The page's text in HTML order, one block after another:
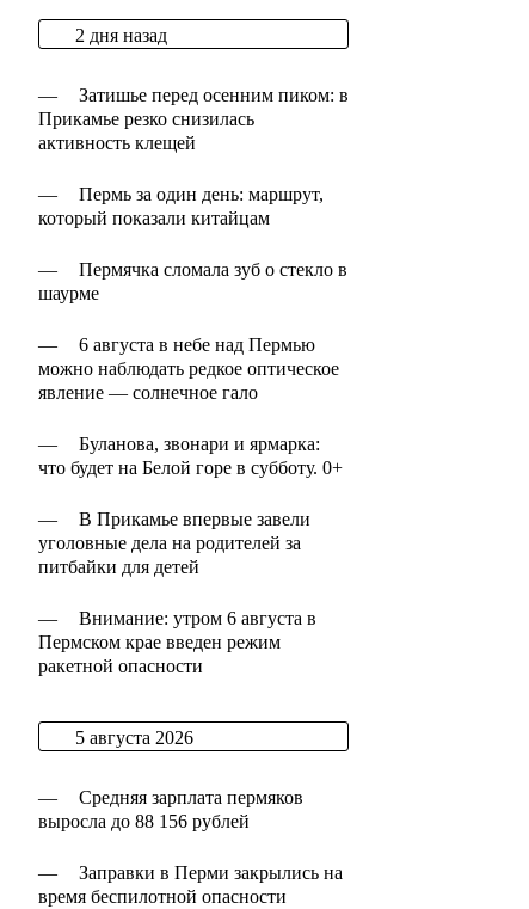
2 дня назад
—
Затишье перед осенним пиком: в
Прикамье резко снизилась
активность клещей
—
Пермь за один день: маршрут,
который показали китайцам
—
Пермячка сломала зуб о стекло в
шаурме
—
6 августа в небе над Пермью
можно наблюдать редкое оптическое
явление — солнечное гало
—
Буланова, звонари и ярмарка:
что будет на Белой горе в субботу. 0+
—
В Прикамье впервые завели
уголовные дела на родителей за
питбайки для детей
—
Внимание: утром 6 августа в
Пермском крае введен режим
ракетной опасности
5 августа 2026
—
Средняя зарплата пермяков
выросла до 88 156 рублей
—
Заправки в Перми закрылись на
время беспилотной опасности